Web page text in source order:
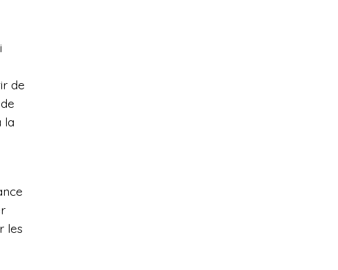
de
la
les